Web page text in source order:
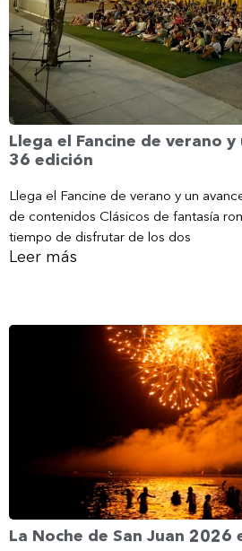
Llega el Fancine de verano y
36 edición
Llega el Fancine de verano y un
de contenidos Clásicos de fantasía
tiempo de disfrutar de los dos
Leer más
La Noche de San Juan 2026